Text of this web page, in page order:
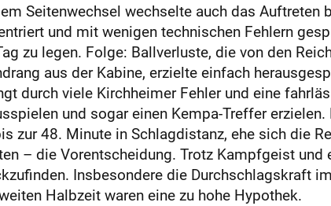
Seitenwechsel wechselte auch das
und mit wenigen technischen Fehlern
zu legen. Folge: Ballverluste, die von den
aus der Kabine, erzielte einfach
durch viele Kirchheimer Fehler und eine
und sogar einen Kempa-Treffer
zur 48. Minute in Schlagdistanz, ehe sich die
– die Vorentscheidung. Trotz Kampfgeist
Insbesondere die Durchschlagskraft
Halbzeit waren eine zu hohe Hypothek.